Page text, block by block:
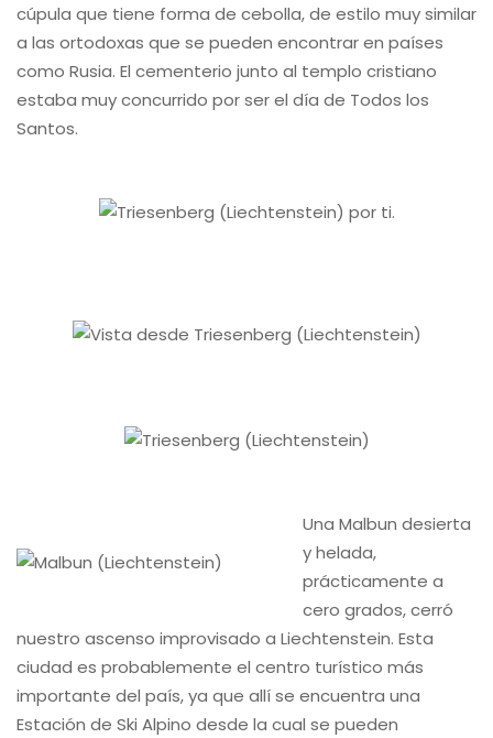
cúpula que tiene forma de cebolla, de estilo muy similar
a las ortodoxas que se pueden encontrar en países
como Rusia. El cementerio junto al templo cristiano
estaba muy concurrido por ser el día de Todos los
Santos.
Una Malbun desierta
y helada,
prácticamente a
cero grados, cerró
nuestro ascenso improvisado a Liechtenstein. Esta
ciudad es probablemente el centro turístico más
importante del país, ya que allí se encuentra una
Estación de Ski Alpino desde la cual se pueden